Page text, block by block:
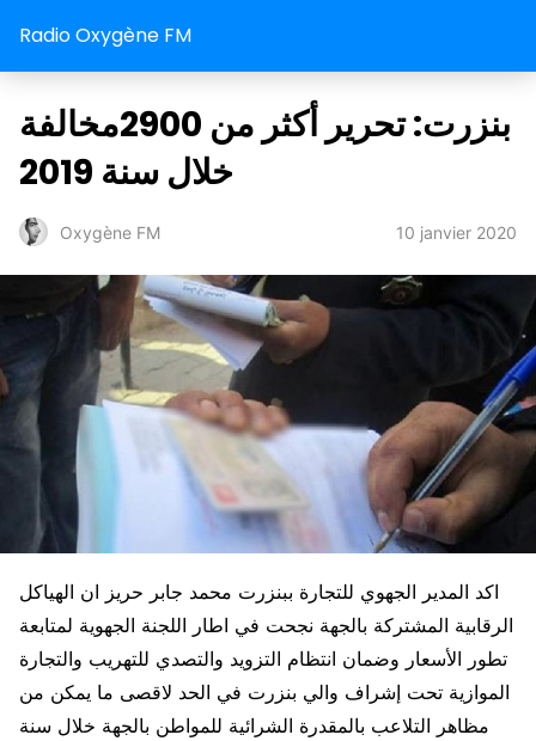
Radio Oxygène FM
بنزرت: تحرير أكثر من 2900مخالفة
خلال سنة 2019
Oxygène FM 10 janvier 2020
اكد المدير الجهوي للتجارة ببنزرت محمد جابر حريز ان الهياكل
الرقابية المشتركة بالجهة نجحت في اطار اللجنة الجهوية لمتابعة
تطور الأسعار وضمان انتظام التزويد والتصدي للتهريب والتجارة
الموازية تحت إشراف والي بنزرت في الحد لاقصى ما يمكن من
مظاهر التلاعب بالمقدرة الشرائية للمواطن بالجهة خلال سنة